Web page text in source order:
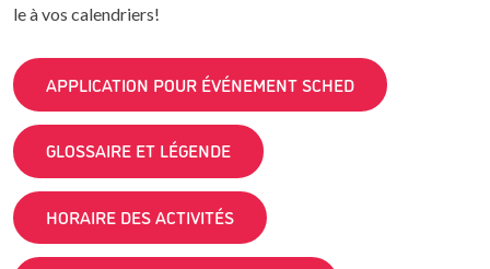
le à vos calendriers!
APPLICATION POUR ÉVÉNEMENT SCHED
GLOSSAIRE ET LÉGENDE
HORAIRE DES ACTIVITÉS